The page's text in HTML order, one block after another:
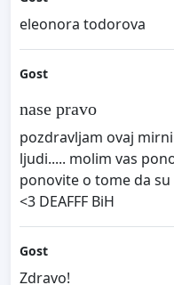
eleonora todorova
Gost
nase pravo
pozdravljam ovaj
ljudi..... molim vas
ponovite o tome da
<3 DEAFFF BiH
Gost
Zdravo!